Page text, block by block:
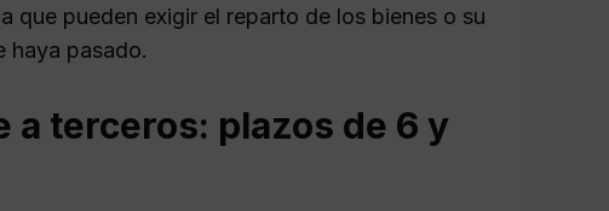
que pueden exigir el reparto de los bienes o su
haya pasado.
a terceros: plazos de 6 y